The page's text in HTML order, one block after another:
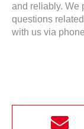
and reliably. We
questions
with us via